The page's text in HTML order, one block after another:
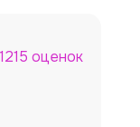
1215 оценок